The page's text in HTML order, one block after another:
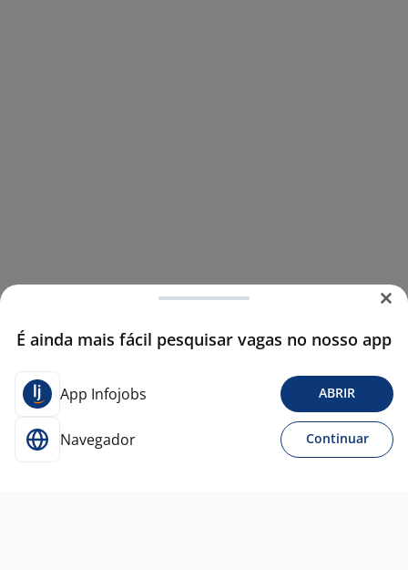
É ainda mais fácil pesquisar vagas no nosso app
App Infojobs ABRIR
Navegador Continuar